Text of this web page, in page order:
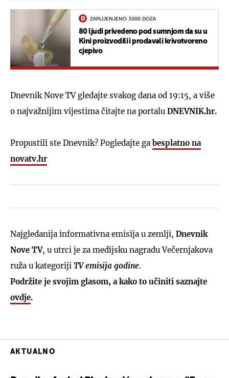
ZAPLIJENJENO 3000 DOZA
80 ljudi privedeno pod sumnjom da su u
Kini proizvodili i prodavali krivotvoreno
cjepivo
Dnevnik Nove TV gledajte svakog dana od 19:15, a više
o najvažnijim vijestima čitajte na portalu DNEVNIK.hr.
Propustili ste Dnevnik? Pogledajte ga besplatno na
novatv.hr
Najgledanija informativna emisija u zemlji, Dnevnik
Nove TV, u utrci je za medijsku nagradu Večernjakova
ruža u kategoriji TV emisija godine.
Podržite je svojim glasom, a kako to učiniti saznajte
ovdje.
AKTUALNO